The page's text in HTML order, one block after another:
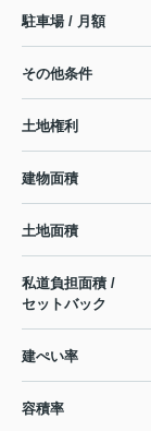
駐車場 / 月額
その他条件
土地権利
建物面積
土地面積
私道負担面積 /
セットバック
建ぺい率
容積率